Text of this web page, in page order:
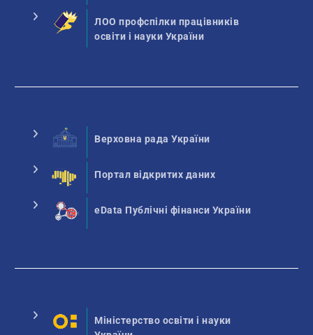
ЛОО профспілки працівників
освіти і науки України
Верховна рада України
Портал відкритих даних
eData Публічні фінанси України
Міністерство освіти і науки